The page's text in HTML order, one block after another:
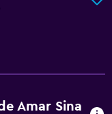
Amar Sina